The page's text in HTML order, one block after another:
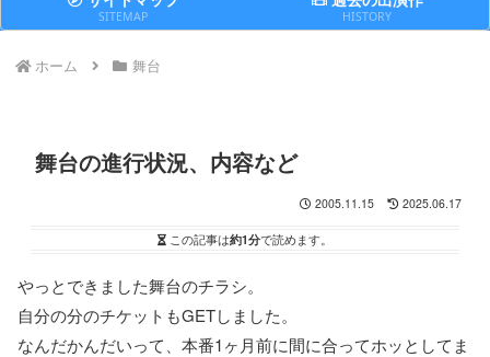
SITEMAP HISTORY
ホーム 舞台
舞台の進行状況、内容など
2005.11.15 2025.06.17
この記事は約1分で読めます。
やっとできました舞台のチラシ。
自分の分のチケットもGETしました。
なんだかんだいって、本番1ヶ月前に間に合ってホッとしてま